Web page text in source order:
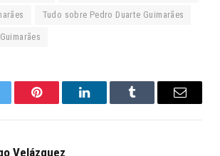
Tudo sobre Pedro Duarte Guimarães
Pinterest LinkedInTumblr Email
Velázquez